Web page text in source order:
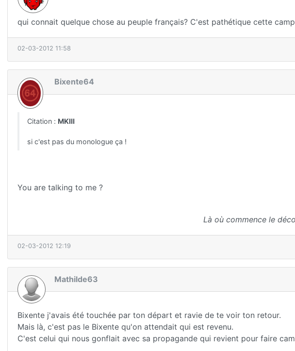
qui connait quelque chose au peuple français? C'est pathétique cette
02-03-2012 11:58
Bixente64
Citation : MKIII
si c'est pas du monologue ça !
You are talking to me ?
Là où commence le
02-03-2012 12:19
Mathilde63
Bixente j'avais été touchée par ton départ et ravie de te voir ton retour.
Mais là, c'est pas le Bixente qu'on attendait qui est revenu.
C'est celui qui nous gonflait avec sa propagande qui revient pour faire